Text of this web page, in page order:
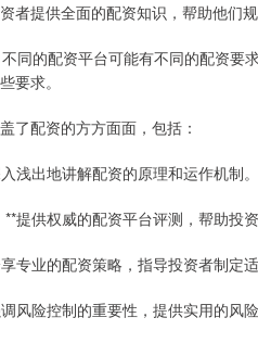
者提供全面的配资知识，帮助他们规
同的配资平台可能有不同的配资要
要求。
了配资的方方面面，包括：
浅出地讲解配资的原理和运作机制。
提供权威的配资平台评测，帮助投
专业的配资策略，指导投资者制定
风险控制的重要性，提供实用的风险